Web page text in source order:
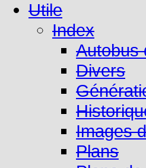
Utile
Index
Autobus
Divers
Images
Plans